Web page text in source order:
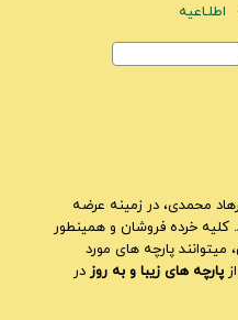
اطلـاعیه
محمدی، در زمینه عرضه
کلیه خرده فروشان و همینطور
میتوانند پارچه های مورد
پارچه های زیبا و به روز در